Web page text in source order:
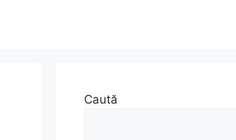
Caută